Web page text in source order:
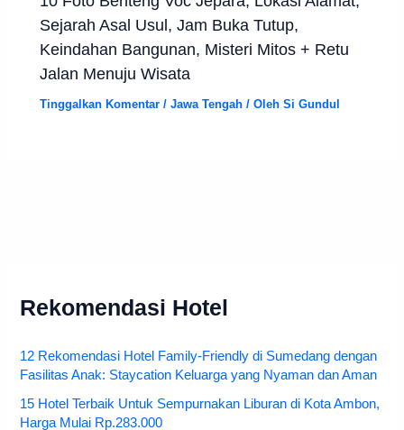
Sejarah Asal Usul, Jam Buka Tutup,
Keindahan Bangunan, Misteri Mitos + Retu
Jalan Menuju Wisata
Tinggalkan Komentar /Jawa Tengah / OlehSi Gundul
Rekomendasi Hotel
12 Rekomendasi Hotel Family-Friendly di Sumedang dengan
Fasilitas Anak: Staycation Keluarga yang Nyaman dan Aman
15 Hotel Terbaik Untuk Sempurnakan Liburan di Kota Ambon,
Harga Mulai Rp.283.000